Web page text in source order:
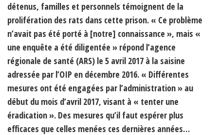
détenus, familles et personnels témoignent de la
prolifération des rats dans cette prison. « Ce problème
n’avait pas été porté à [notre] connaissance », mais «
une enquête a été diligentée » répond l’agence
régionale de santé (ARS) le 5 avril 2017 à la saisine
adressée par l’OIP en décembre 2016. « Différentes
mesures ont été engagées par l’administration » au
début du mois d’avril 2017, visant à « tenter une
éradication ». Des mesures qu’il faut espérer plus
efficaces que celles menées ces dernières années…